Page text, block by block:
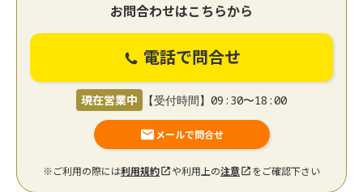
お問合わせはこちらから
電話で問合せ
現在営業中 【受付時間】09:30〜18:00
メールで問合せ
※ご利用の際には利用規約 や利用上の注意 をご確認下さい